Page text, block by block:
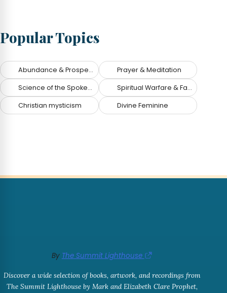
Popular Topics
Abundance & Prosperity Prayer & Meditation
Science of the Spoken Word Spiritual Warfare & Fallen Angels
Christian mysticism Divine Feminine
By The Summit Lighthouse
Discover a wide selection of books, artwork, and recordings from
The Summit Lighthouse by Mark and Elizabeth Clare Prophet,